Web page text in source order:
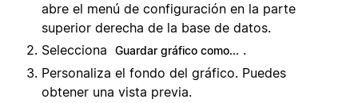
abre el menú de configuración en la parte
superior derecha de la base de datos.
Selecciona
Guardar gráfico como... .
Personaliza el fondo del gráfico. Puedes
obtener una vista previa.